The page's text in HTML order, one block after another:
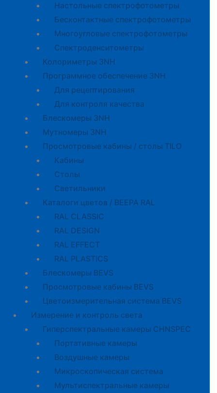
Настольные спектрофотометры
Бесконтактные спектрофотометры
Многоугловые спектрофотометры
Спектроденситометры
Колориметры 3NH
Программное обеспечение 3NH
Для рецептирования
Для контроля качества
Блескомеры 3NH
Мутномеры 3NH
Просмотровые кабины / столы TILO
Кабины
Cтолы
Светильники
Каталоги цветов / BEEPA RAL
RAL CLASSIC
RAL DESIGN
RAL EFFECT
RAL PLASTICS
Блескомеры BEVS
Просмотровые кабины BEVS
Цветоизмерительная система BEVS
Измерение и контроль света
Гиперспектральные камеры CHNSPEC
Портативные камеры
Воздушные камеры
Микроскопическая система
Мультиспектральные камеры